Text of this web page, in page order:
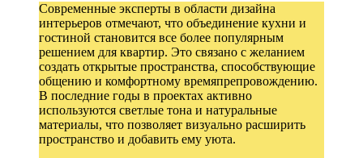
Современные эксперты в области дизайна
интерьеров отмечают, что объединение кухни и
гостиной становится все более популярным
решением для квартир. Это связано с желанием
создать открытые пространства, способствующие
общению и комфортному времяпрепровождению.
В последние годы в проектах активно
используются светлые тона и натуральные
материалы, что позволяет визуально расширить
пространство и добавить ему уюта.